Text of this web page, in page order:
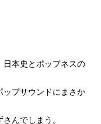
日本史とポップネスの
ップサウンドにまさか
んでしまう。